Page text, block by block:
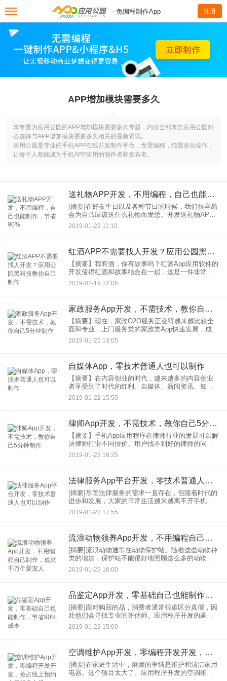
--免编程制作App 注册
APP增加模块需要多久
本专题为应用公园的APP增加模块需要多久专题，内容全部来自应用公园精
心选择与APP增加模块需要多久相关的最新资讯。
应用公园是专业的手机APP在线开发制作平台，无需编程，纯图形化操作，
让每个人都能成为手机APP应用的制作者和发布者。
送礼物APP开发，不用编程，自己也能制作，节省90%
[摘要]在好友生日以及各种节日的时候，我们很容易
会为自己应该送什么礼物而发愁。开发送礼物APP
可帮助用户解决这个问题，除了能提供各种礼物供
用户挑选，还有各种送礼攻略推送，颇受用户欢
2019-01-22 11:10
红酒APP不需要找人开发？应用公园黑科技教你自己制作
【摘要】我有酒，你有故事吗？红酒App应用软件的
开发使得红酒和故事结合在一起，这是一件非常浪
漫的事情。打开红酒App应用软件可以获得葡萄名
称、葡萄园、年份、产区等方面的有效信息，还可
2019-02-19 12:05
家政服务App开发，不需技术，教你自己5分钟制作
【摘要】现在，家政O2O服务正变得越来越比较全
面和专业，上门服务类的家政类App快速发展，成为
行业必备的工具。随着智能手机的普及，手机已经
成为大家日常生活重要的工具。在城市生活中，手
2019-01-22 13:05
自媒体App，零技术普通人也可以制作
【摘要】在内容创业的时代，越来越多的内容创业
者享受到了时代的红利。自媒体、新闻资讯、知识
付费App开发成了市场热门。在内容创业的时代，越
来越多的内容创业者享受到了时代的红利。自媒
2019-01-22 15:50
律师App开发，不需技术，教你自己5分钟制作
【摘要】手机App应用程序在律师行业的发展可以解
决律师行业不同报价、用户找不到好的律师的问
题。律师行业App包括实时法律新闻、在线律师咨
询、在线咨询、案件委托、社区论坛等功能。律师
2019-01-22 16:25
法律服务App平台开发，零技术普通人也可以制作
[摘要]尽管法律服务的需求一直存在，但随着时代的
进步和发展，大家的日常生活越来越离不开手机，
法律服务行业也面临转型的压力。法律App开发成了
很多律师事务所的需求。法律服务业是一个古老的
2019-01-22 17:55
流浪动物领养App开发，不用编程自己制作，成就千万个爱宠人
[摘要]流浪动物通常在动物保护站。随着这些动物种
类的增加，保护站不能很好地照顾这么多的动物，
因此，希望各行各业的人们都能帮助收养它们。流
浪动物领养APP为宠物爱好者者领养他们喜欢的宠
2019-01-23 16:00
品鉴定App开发，零基础自己也能制作，节省90%成本
[摘要]面对购回的品，消费者通常很难区分真假，因
此他们会寻找专业的评估师。应用程序开发的豪华
身份识别可以为用户提供豪华身份识别服务，并将
打开评估人员的入口，选择高质量的评估人员。面
2019-01-23 15:00
空调维护App开发，零编程开发开发，抢占线上预约上门服务市场
[摘要]在家庭生活中，麻烦的事情是维护和清洁家用
电器。这个项目太大了。应用程序开发的空调维护